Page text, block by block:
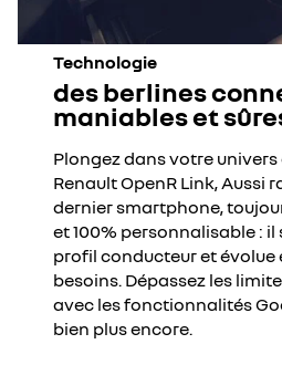
Technologie
des berlines
maniables et
Plongez dans votre
Renault OpenR Link, Aussi
dernier smartphone,
et 100% personnalisable :
profil conducteur et évolue
besoins. Dépassez les
avec les fonctionnalités
bien plus encore.